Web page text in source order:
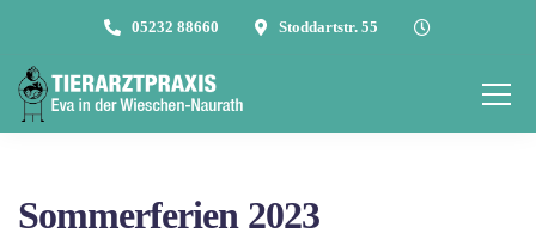
05232 88660 Stoddartstr. 55
Sommerferien 2023